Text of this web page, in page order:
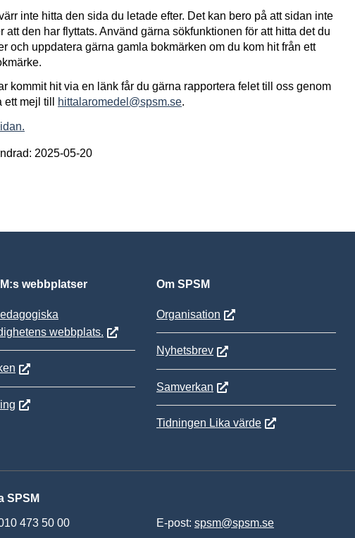
inte hitta den sida du letade efter. Det kan bero på att sidan inte
att den har flyttats. Använd gärna sökfunktionen för att hitta det du
och uppdatera gärna gamla bokmärken om du kom hit från ett
kommit hit via en länk får du gärna rapportera felet till oss genom
ett mejl till
hittalaromedel@spsm.se.
2025-05-20
webbplatser
webbplats.
Om SPSM
Organisation
Nyhetsbrev
Samverkan
Tidningen Lika värde
SPSM
473 50 00
E-post: spsm@spsm.se